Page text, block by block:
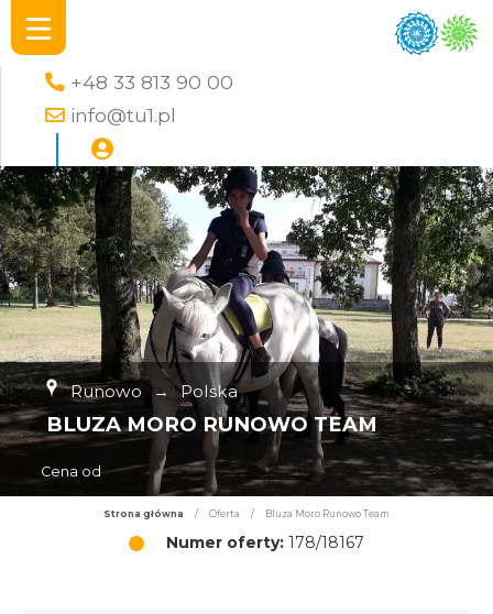
+48 33 813 90 00
info@tu1.pl
Runowo → Polska
BLUZA MORO RUNOWO TEAM
Cena od
Strona główna / Oferta / Bluza Moro Runowo Team
Numer oferty: 178/18167